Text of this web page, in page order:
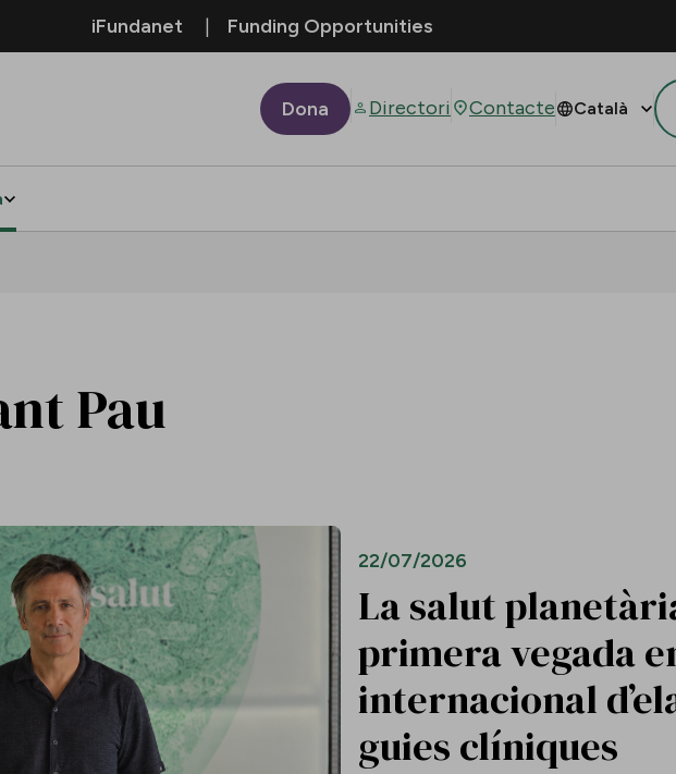
iFundanet Funding Opportunities
Dona Directori Contacte
Pau
22/07/2026
La salut
primera vegada
internacional
guies clíniques